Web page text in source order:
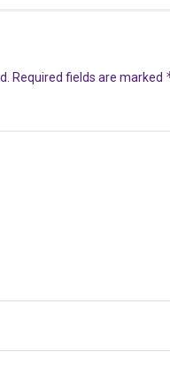
Required fields are marked